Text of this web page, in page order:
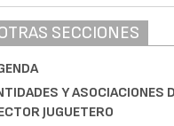
SECCIONES
Y ASOCIACIONES
JUGUETERO